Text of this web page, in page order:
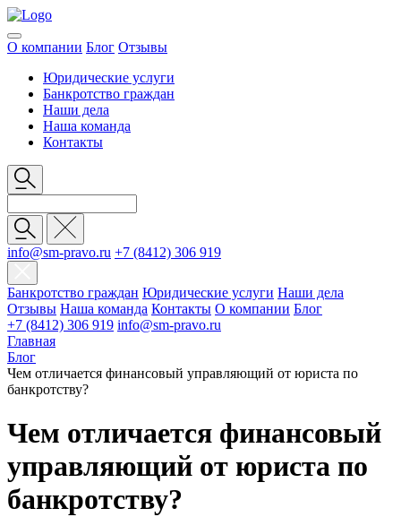
О компании Блог Отзывы
Юридические услуги
Банкротство граждан
Наши дела
Наша команда
Контакты
info@sm-pravo.ru +7 (8412) 306 919
Банкротство граждан Юридические услуги Наши дела
Отзывы Наша команда Контакты О компании Блог
+7 (8412) 306 919 info@sm-pravo.ru
Главная
Блог
Чем отличается финансовый управляющий от юриста по
банкротству?
Чем отличается финансовый
управляющий от юриста по
банкротству?